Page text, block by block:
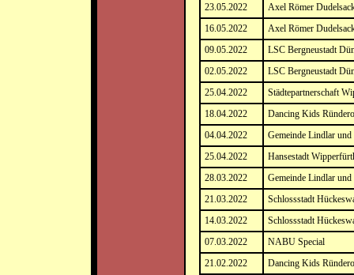
23.05.2022
Axel Römer
16.05.2022
Axel Römer
09.05.2022
LSC Bergneustadt
02.05.2022
LSC Bergneustadt
25.04.2022
Städtepartnerschaft
18.04.2022
Dancing Kids
04.04.2022
Gemeinde Lindlar und
25.04.2022
Hansestadt
28.03.2022
Gemeinde Lindlar und
21.03.2022
Schlossstadt
14.03.2022
Schlossstadt
07.03.2022
NABU Special
21.02.2022
Dancing Kids